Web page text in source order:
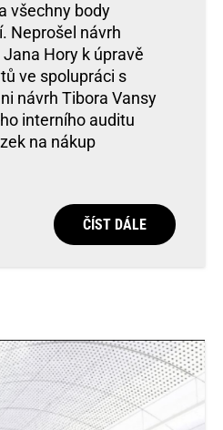
všechny body
Neprošel návrh
Hory k úpravě
ve spolupráci s
návrh Tibora Vansy
interního auditu
na nákup
ČÍST DÁLE